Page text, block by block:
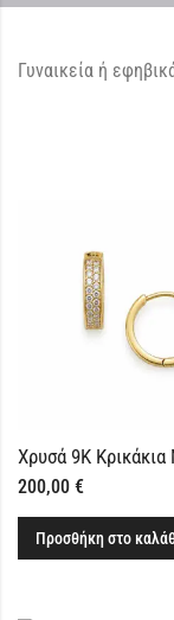
Γυναικεία ή
200,00 €
Προσθήκη στο